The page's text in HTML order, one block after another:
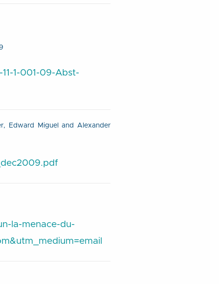
1-001-09-Abst-
Edward Miguel and Alexander
la-menace-du-